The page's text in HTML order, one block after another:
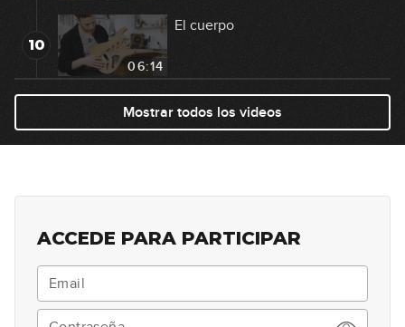
10
06:14
El cuerpo
07:17
El puente
12
Mostrar todos los videos
ACCEDE PARA PARTICIPAR